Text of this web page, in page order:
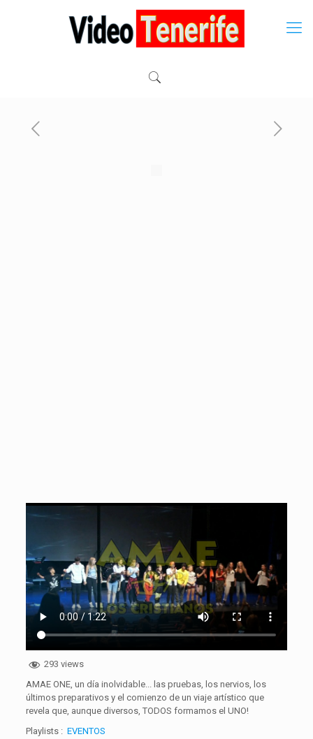
293 views
AMAE ONE, un día inolvidable... las pruebas, los nervios, los
últimos preparativos y el comienzo de un viaje artístico que
revela que, aunque diversos, TODOS formamos el UNO!
Playlists : EVENTOS